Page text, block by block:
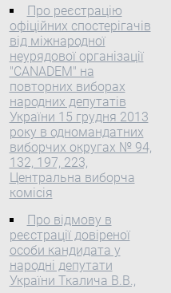
вагонів у міжнародному
прямому вантажному
залізнично-поромному
сполученні між портами
України та портами
Турецької Республіки, що
мають залізничне
сполучення, між
Кабінетом Міністрів
України та Урядом
Турецької Республіки
Про реєстрацію
офіційних спостерігачів
від міжнародної
неурядової організації
"CANADEM" на
повторних виборах
народних депутатів
України 15 грудня 2013
року в одномандатних
виборчих округах № 94,
132, 197, 223,
Центральна виборча
комісія
Про відмову в
реєстрації довіреної
особи кандидата у
народні депутати
України Ткалича В.В.,